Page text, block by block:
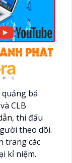
bá
CLB
thi đấu
theo dõi.
trang các
kỉ niệm.